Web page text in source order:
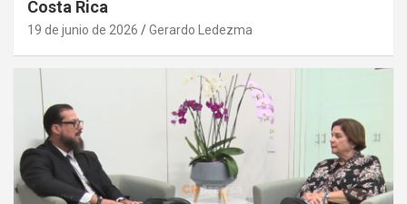
Costa Rica
19 de junio de 2026 Gerardo Ledezma